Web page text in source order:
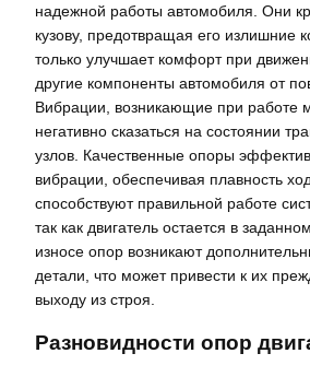
надежной работы автомобиля. Они
кузову, предотвращая его излишние
только улучшает комфорт при
другие компоненты автомобиля от
Вибрации, возникающие при работе
негативно сказаться на состоянии
узлов. Качественные опоры
вибрации, обеспечивая плавность
способствуют правильной работе
так как двигатель остается в
износе опор возникают
детали, что может привести к их
выходу из строя.
Разновидности опор